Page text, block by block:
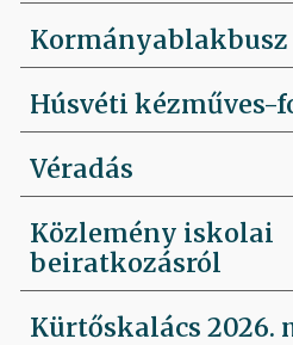
Kormányablakbusz
Húsvéti kézműves-
Véradás
Közlemény iskolai
beiratkozásról
Kürtőskalács 2026.